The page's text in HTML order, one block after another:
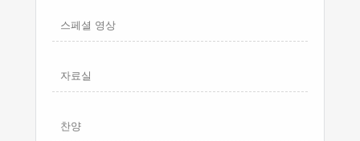
스페셜 영상
자료실
찬양